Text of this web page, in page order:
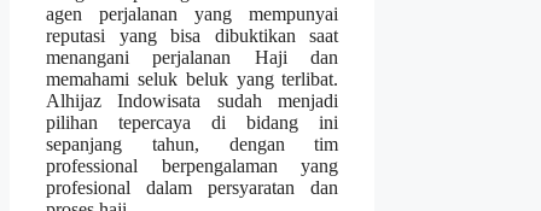
agen perjalanan yang mempunyai
reputasi yang bisa dibuktikan saat
menangani perjalanan Haji dan
memahami seluk beluk yang terlibat.
Alhijaz Indowisata sudah menjadi
pilihan tepercaya di bidang ini
sepanjang tahun, dengan tim
professional berpengalaman yang
profesional dalam persyaratan dan